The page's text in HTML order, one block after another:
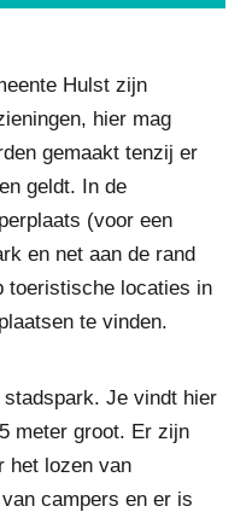
Hulst zijn
hier mag
gemaakt tenzij er
geldt. In de
(voor een
en net aan de rand
toeristische locaties in
te vinden.
Je vindt hier
meter groot. Er zijn
het lozen van
campers en er is